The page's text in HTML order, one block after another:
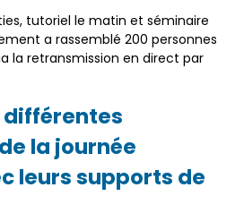
tutoriel le matin et séminaire
a rassemblé 200 personnes
la retransmission en direct par
différentes
la journée
leurs supports de